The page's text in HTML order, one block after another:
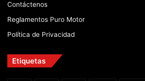
Contáctenos
Reglamentos Puro Motor
Política de Privacidad
Etiquetas